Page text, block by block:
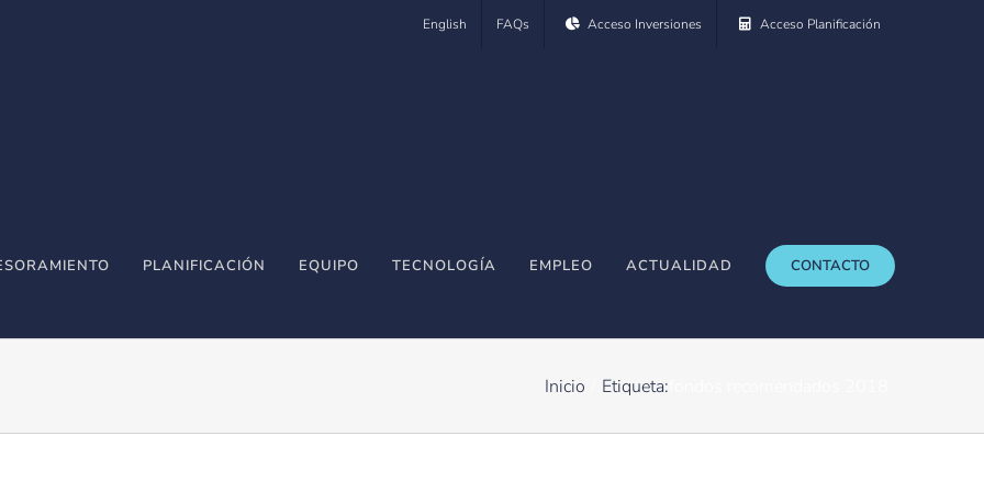
English FAQs Acceso Inversiones Acceso Planificación
PLANIFICACIÓN EQUIPO TECNOLOGÍA EMPLEO ACTUALIDAD CONTACTO
Inicio Etiqueta: